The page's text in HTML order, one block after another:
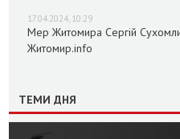
17.04.2024, 10:29
Мер Житомира Сергій
Житомир.info
ТЕМИ ДНЯ